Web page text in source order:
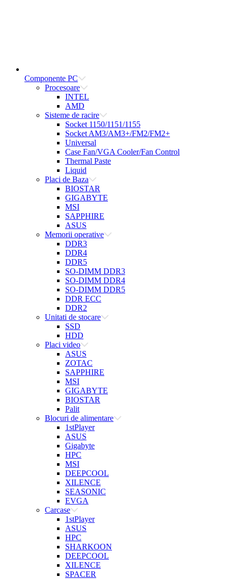
Componente PC
Procesoare
INTEL
AMD
Sisteme de racire
Socket 1150/1151/1155
Socket AM3/AM3+/FM2/FM2+
Universal
Case Fan/VGA Cooler/Fan Control
Thermal Paste
Liquid
Placi de Baza
BIOSTAR
GIGABYTE
MSI
SAPPHIRE
ASUS
Memorii operative
DDR3
DDR4
DDR5
SO-DIMM DDR3
SO-DIMM DDR4
SO-DIMM DDR5
DDR ECC
DDR2
Unitati de stocare
SSD
HDD
Placi video
ASUS
ZOTAC
SAPPHIRE
MSI
GIGABYTE
BIOSTAR
Palit
Blocuri de alimentare
1stPlayer
ASUS
Gigabyte
HPC
MSI
DEEPCOOL
XILENCE
SEASONIC
EVGA
Carcase
1stPlayer
ASUS
HPC
SHARKOON
DEEPCOOL
XILENCE
SPACER